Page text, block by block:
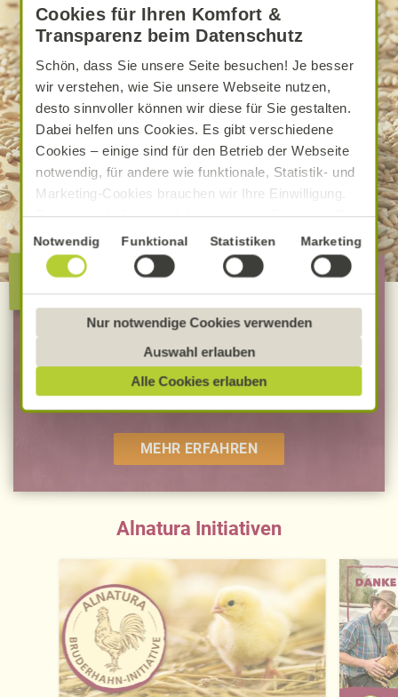
Cookies für Ihren Komfort &
Transparenz beim Datenschutz
Schön, dass Sie unsere Seite besuchen! Je besser
wir verstehen, wie Sie unsere Webseite nutzen,
desto sinnvoller können wir diese für Sie gestalten.
Dabei helfen uns Cookies. Es gibt verschiedene
Cookies – einige sind für den Betrieb der Webseite
notwendig, für andere wie funktionale, Statistik- und
Marketing-Cookies brauchen wir Ihre Einwilligung.
Das optimale Nutzererlebnis erhalten Sie, wenn Sie
„Alle Cookies erlauben“ anklicken. Ihre Einwilligung
umfasst in diesem Fall auch den Einsatz von
Dienstleistern in Drittländern, die kein mit der EU
Sofern personenbezogene Daten dorthin übermittelt
werden, besteht das Risiko, dass diese erfasst und
analysiert werden und Betroffenenrechte nicht
durchgesetzt werden könnten. Sie können jederzeit
Ihre Einwilligung zur Datenverarbeitung und
Ausführliche Informationen finden Sie in unserer
Einwilligungsauswahl
Notwendig Funktional Statistiken Marketing
Alle Cookies erlauben
Auswahl erlauben
Nur notwendige Cookies verwenden
Die besondere Alnatura
Qualität
100 % Bio-Lebensmittel
Bevorzugt Bio-Verbandsware
unabhängig geprüfte Rezepturen
MEHR ERFAHREN
Alnatura Initiativen